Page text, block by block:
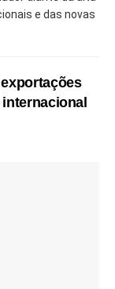
e das novas